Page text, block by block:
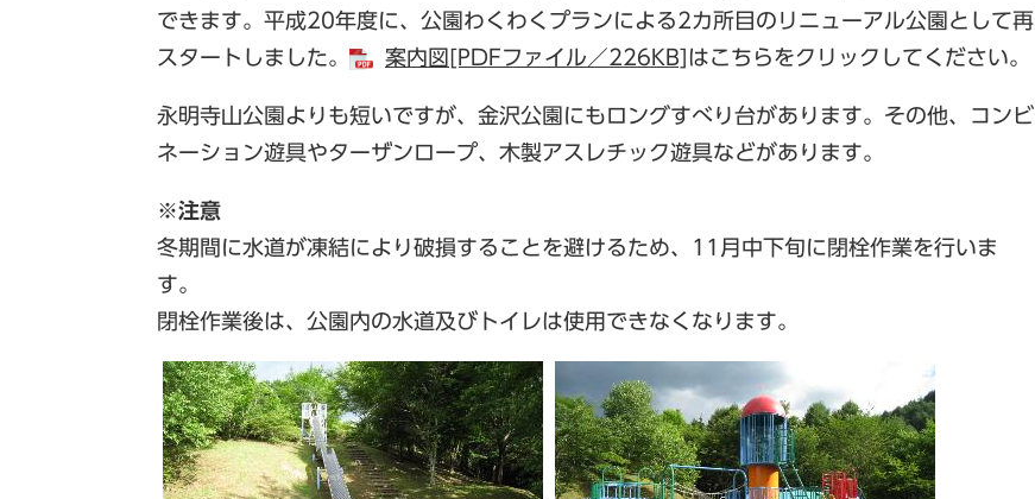
できます。平成20年度に、公園わくわくプランによる2カ所目のリニューアル公園として再
スタートしました。
案内図[PDFファイル／226KB] はこちらをクリックしてください。
永明寺山公園よりも短いですが、金沢公園にもロングすべり台があります。その他、コンビ
ネーション遊具やターザンロープ、木製アスレチック遊具などがあります。
※注意
冬期間に水道が凍結により破損することを避けるため、11月中下旬に閉栓作業を行いま
す。
閉栓作業後は、公園内の水道及びトイレは使用できなくなります。